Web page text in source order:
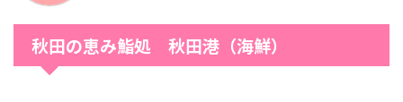
秋田の恵み鮨処 秋田港（海鮮）